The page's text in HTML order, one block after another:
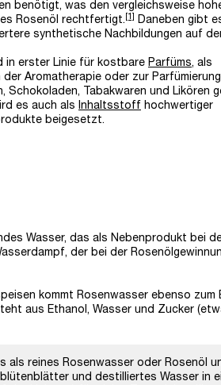
benötigt, was den vergleichsweise
Rosenöl rechtfertigt.
Daneben gibt
synthetische Nachbildungen auf
in erster Linie für kostbare Parfüms, als
der Aromatherapie oder zur
Schokoladen, Tabakwaren und Likören
es auch als
Inhaltsstoff hochwertiger
beigesetzt.
Wasser, das als Nebenprodukt bei
der bei der
kommt Rosenwasser ebenso zum
aus Ethanol, Wasser und Zucker
reines Rosenwasser oder Rosenöl
und destilliertes Wasser in